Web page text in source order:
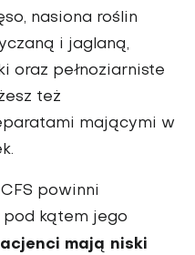
nasiona roślin
i jaglaną,
oraz pełno­ziarniste
też
mającymi w
powinni
kątem jego
mają niski